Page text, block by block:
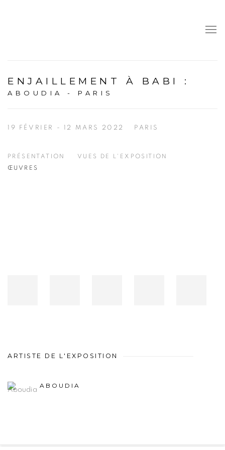
ENJAILLEMENT À BABI :
ABOUDIA - PARIS
19 FÉVRIER - 12 MARS 2022 PARIS
PRÉSENTATION
VUES DE L'EXPOSITION
ŒUVRES
ARTISTE DE L'EXPOSITION
ABOUDIA